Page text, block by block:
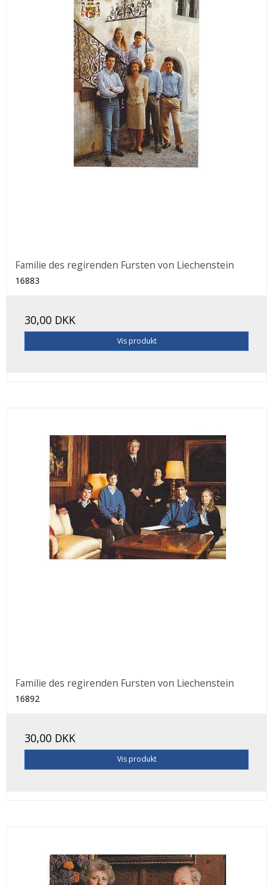
Familie des regirenden Fursten von Liechenstein
16883
30,00 DKK
Vis produkt
Familie des regirenden Fursten von Liechenstein
16892
30,00 DKK
Vis produkt